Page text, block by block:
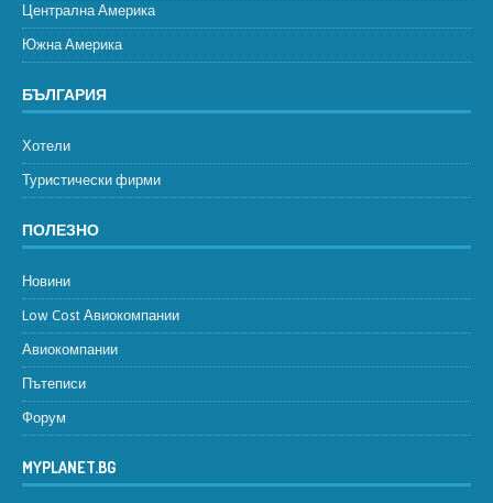
Централна Америка
Южна Америка
БЪЛГАРИЯ
Хотели
Туристически фирми
ПОЛЕЗНО
Новини
Low Cost Авиокомпании
Авиокомпании
Пътеписи
Форум
MYPLANET.BG